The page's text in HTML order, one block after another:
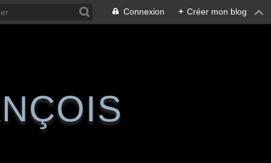
Connexion + Créer mon blog